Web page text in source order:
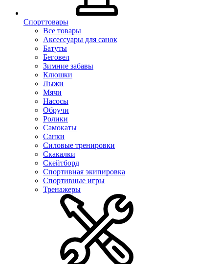
Спорттовары
Все товары
Аксессуары для санок
Батуты
Беговел
Зимние забавы
Клюшки
Лыжи
Мячи
Насосы
Обручи
Ролики
Самокаты
Санки
Силовые тренировки
Скакалки
Скейтборд
Спортивная экипировка
Спортивные игры
Тренажеры